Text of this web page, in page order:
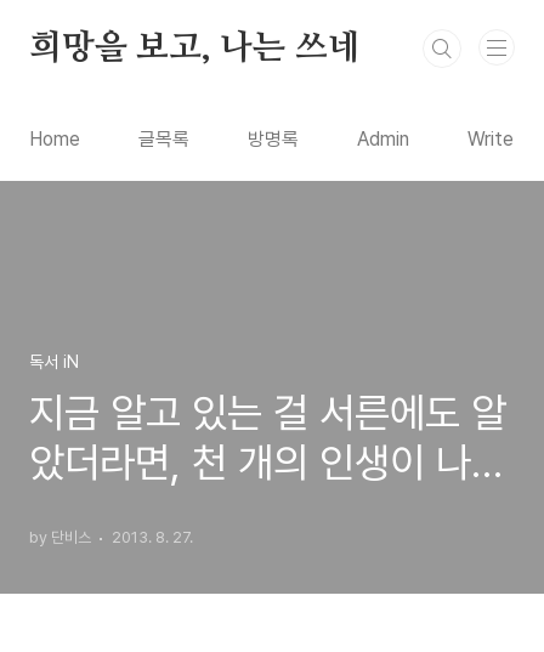
희망을 보고, 나는 쓰네
Home 글목록 방명록 Admin Write
독서 iN
지금 알고 있는 걸 서른에도 알
았더라면, 천 개의 인생이 나에
by 단비스 2013. 8. 27.